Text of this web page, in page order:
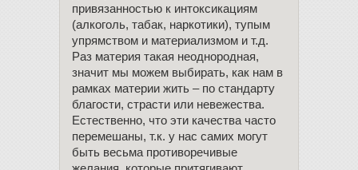
привязанностью к интоксикациям
(алкоголь, табак, наркотики), тупым
упрямством и материализмом и т.д.
Раз материя такая неоднородная,
значит мы можем выбирать, как нам в
рамках материи жить – по стандарту
благости, страсти или невежества.
Естественно, что эти качества часто
перемешаны, т.к. у нас самих могут
быть весьма противоречивые